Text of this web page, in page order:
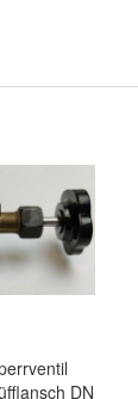
DN